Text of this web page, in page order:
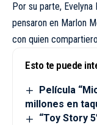
Por su parte, Evelyna
pensaron en Marlon
con quien
Esto te puede
Película
millones en
“Toy Story